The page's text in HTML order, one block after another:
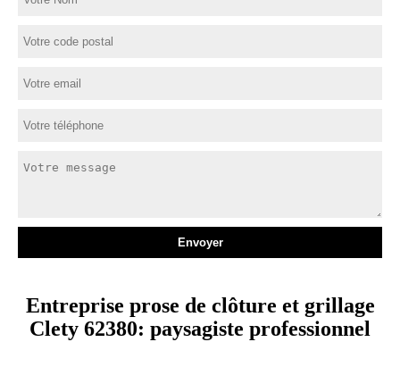
Entreprise prose de clôture et grillage
Clety 62380: paysagiste professionnel